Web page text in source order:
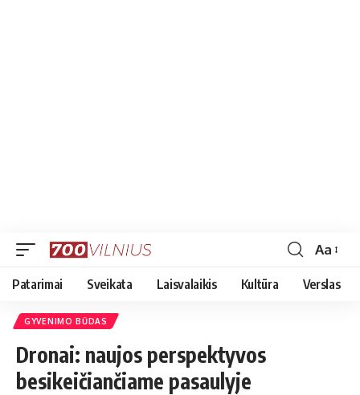
Font
Resizer
Aa
Patarimai Sveikata Laisvalaikis Kultūra Verslas
GYVENIMO BŪDAS
Dronai: naujos perspektyvos
besikeičiančiame pasaulyje